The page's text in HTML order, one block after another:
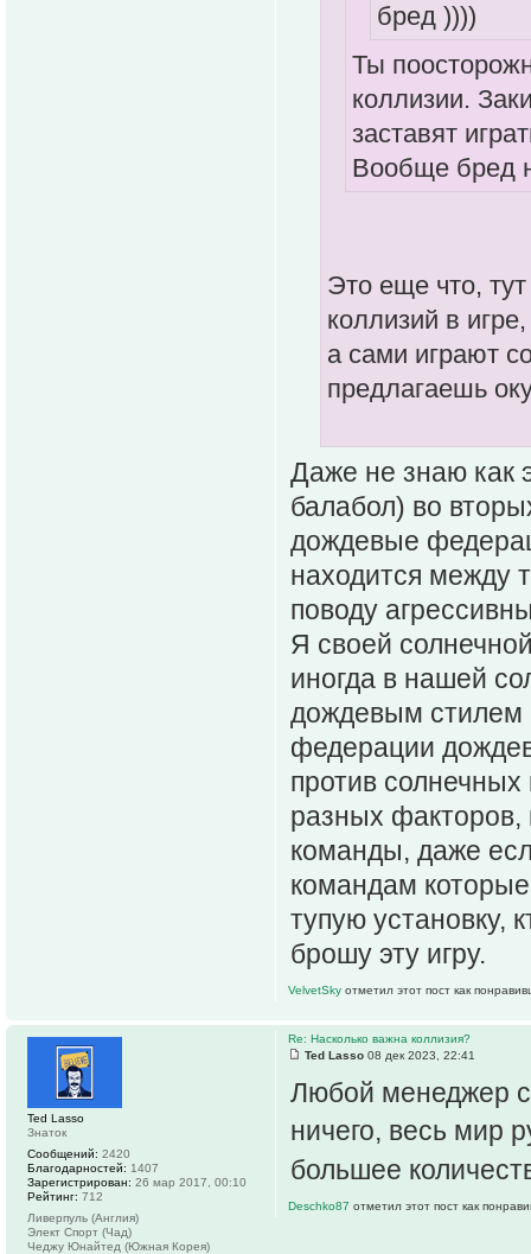
бред ))))
Ты
коллизии.
заставят
Вообще бред
Это еще что,
коллизий в
а сами играют
предлагаешь
Даже не знаю как
балабол) во
дождевые
находится между
поводу
Я своей
иногда в нашей
дождевым стилем
федерации
против
разных факторов,
команды, даже
командам
тупую установку,
брошу эту игру.
VelvetSky отметил этот пост как
Re: Насколько важна коллизия?
Ted Lasso 08 дек 2023, 22:41
Любой менеджер
ничего, весь мир
большее
Deschko87 отметил этот пост как
Ted Lasso
Знаток
Сообщений: 2420
Благодарностей: 1407
Зарегистрирован: 26 мар 2017, 00:10
Рейтинг: 712
Ливерпуль (Англия)
Элект Спорт (Чад)
Чеджу Юнайтед (Южная Корея)